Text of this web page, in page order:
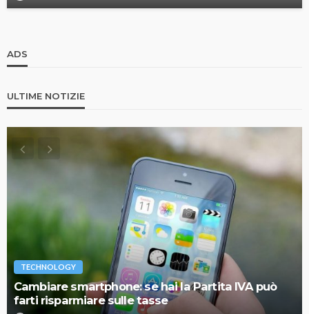
ADS
ULTIME NOTIZIE
TECHNOLOGY
Cambiare smartphone: se hai la Partita IVA può
farti risparmiare sulle tasse